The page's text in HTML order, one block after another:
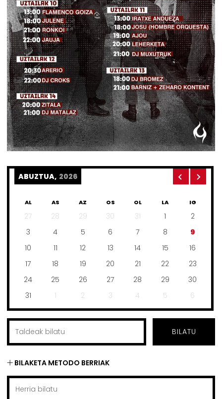
ABUZTUA, 2026
AL AS AZ OS OL LA IG
27 28 29 30 31 1
2
3
4 5 6 7 8
9
10
11 12 13 14 15
16
17
18 19 20 21 22
23
24
25 26 27 28 29
30
31
1 2 3 4 5 6
BILATU
BILAKETA METODO BERRIAK